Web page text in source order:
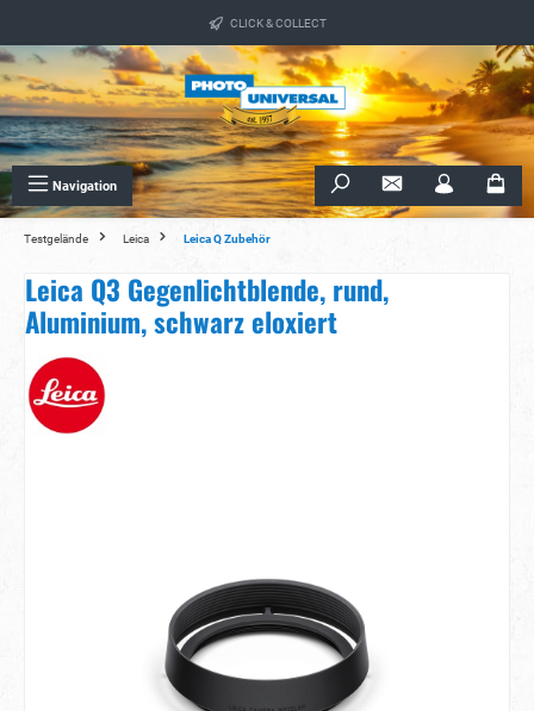
CLICK & COLLECT
Navigation
Testgelände Leica Leica Q Zubehör
Leica Q3 Gegenlichtblende, rund,
Aluminium, schwarz eloxiert